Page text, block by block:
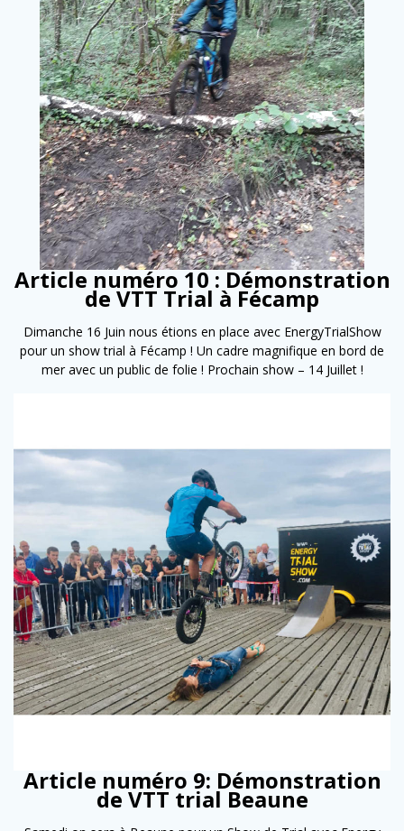
Article numéro 10 : Démonstration
de VTT Trial à Fécamp
Dimanche 16 Juin nous étions en place avec EnergyTrialShow
pour un show trial à Fécamp ! Un cadre magnifique en bord de
mer avec un public de folie ! Prochain show – 14 Juillet !
Article numéro 9: Démonstration
de VTT trial Beaune